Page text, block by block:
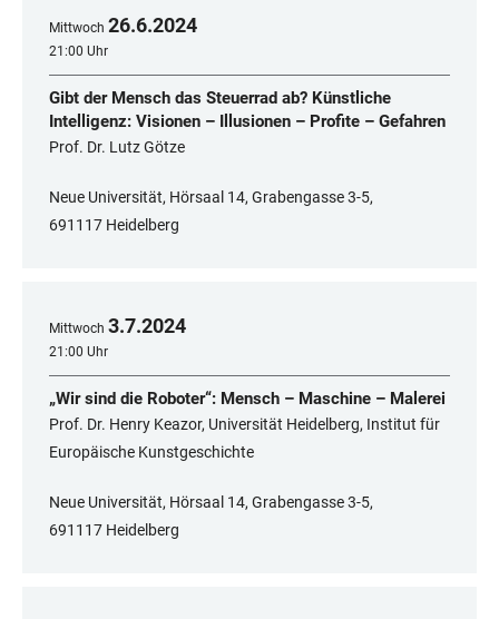
Mittwoch 26.6.2024
21:00 Uhr
Gibt der Mensch das Steuerrad ab? Künstliche
Intelligenz: Visionen – Illusionen – Profite – Gefahren
Prof. Dr. Lutz Götze
Neue Universität, Hörsaal 14, Grabengasse 3-5,
691117 Heidelberg
Mittwoch 3.7.2024
21:00 Uhr
„Wir sind die Roboter“: Mensch – Maschine – Malerei
Prof. Dr. Henry Keazor, Universität Heidelberg, Institut für
Europäische Kunstgeschichte
Neue Universität, Hörsaal 14, Grabengasse 3-5,
691117 Heidelberg